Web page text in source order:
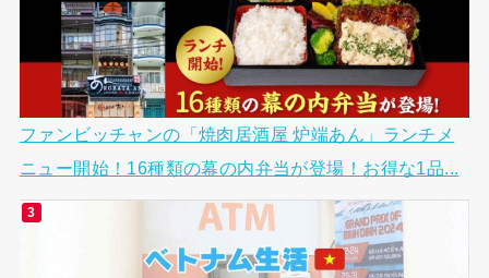
ファンビッチャンの「焼肉居酒屋 炉端あん」ランチメ
ニュー開始！16種類の幕の内弁当が登場！お得な1品...